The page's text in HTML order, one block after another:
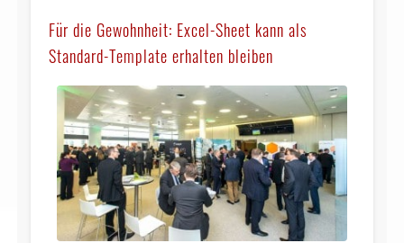
Für die Gewohnheit: Excel-Sheet kann als
Standard-Template erhalten bleiben